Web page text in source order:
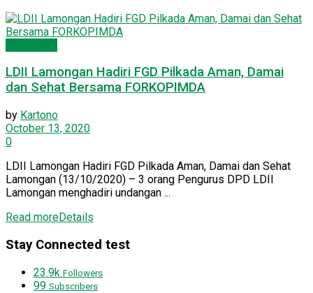
LDII Lamongan Hadiri FGD Pilkada Aman, Damai
dan Sehat Bersama FORKOPIMDA
by Kartono
October 13, 2020
0
LDII Lamongan Hadiri FGD Pilkada Aman, Damai dan Sehat
Lamongan (13/10/2020) – 3 orang Pengurus DPD LDII
Lamongan menghadiri undangan ...
Read moreDetails
Stay Connected test
23.9k Followers
99 Subscribers